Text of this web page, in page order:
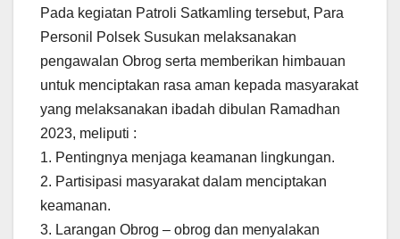
Pada kegiatan Patroli Satkamling tersebut, Para
Personil Polsek Susukan melaksanakan
pengawalan Obrog serta memberikan himbauan
untuk menciptakan rasa aman kepada masyarakat
yang melaksanakan ibadah dibulan Ramadhan
2023, meliputi :
1. Pentingnya menjaga keamanan lingkungan.
2. Partisipasi masyarakat dalam menciptakan
keamanan.
3. Larangan Obrog – obrog dan menyalakan